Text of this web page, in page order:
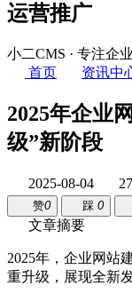
运营推广
小二CMS · 专注企
首页
资讯中
2025年企业
级”新阶段
2025-08-04
赞0 踩 0
文章摘要
2025年，企业网站
重升级，展现全新